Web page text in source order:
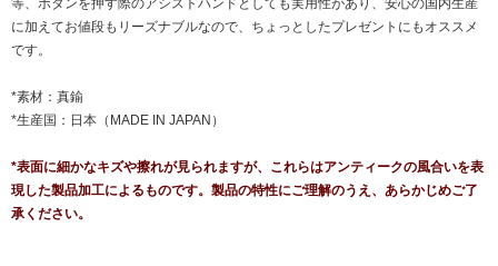
等、ボタンを押す際のアシストハンドとしても実用性があり、安心の国内生産
に加えてお値段もリーズナブルなので、ちょっとしたプレゼントにもオススメ
です。
*素材：真鍮
*生産国：日本（MADE IN JAPAN）
*表面に細かなキズや擦れが見られますが、これらはアンティークの風合いを表
現した製品加工によるものです。製品の特性にご理解のうえ、あらかじめご了
承ください。